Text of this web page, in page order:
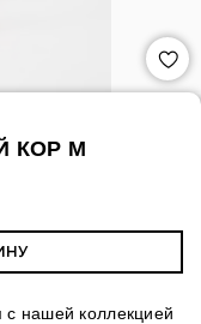
КОР M
нашей коллекцией